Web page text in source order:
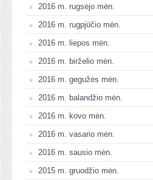
2016 m. rugsėjo mėn.
2016 m. rugpjūčio mėn.
2016 m. liepos mėn.
2016 m. birželio mėn.
2016 m. gegužės mėn.
2016 m. balandžio mėn.
2016 m. kovo mėn.
2016 m. vasario mėn.
2016 m. sausio mėn.
2015 m. gruodžio mėn.